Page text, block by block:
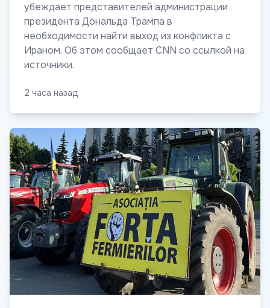
убеждает представителей администрации
президента Дональда Трампа в
необходимости найти выход из конфликта с
Ираном. Об этом сообщает CNN со ссылкой на
источники.
2 часа назад